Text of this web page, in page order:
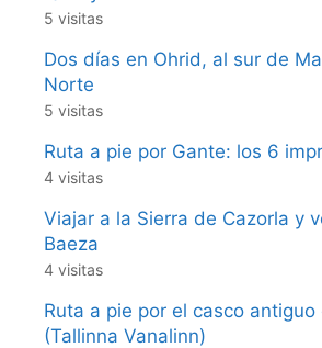
5 visitas
Dos días en Ohrid, al sur de
Norte
5 visitas
Ruta a pie por Gante: los 6
4 visitas
Viajar a la Sierra de Cazorla y
Baeza
4 visitas
Ruta a pie por el casco antiguo
(Tallinna Vanalinn)